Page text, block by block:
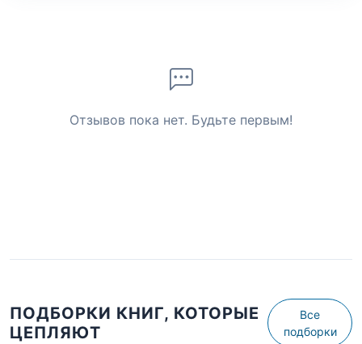
Отзывов пока нет. Будьте первым!
ПОДБОРКИ КНИГ, КОТОРЫЕ
ЦЕПЛЯЮТ
Все
подборки